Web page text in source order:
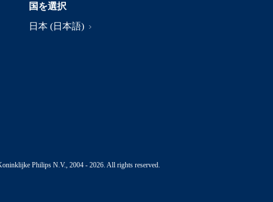
国を選択
日本 (日本語)
Philips N.V., 2004 - 2026. All rights reserved.